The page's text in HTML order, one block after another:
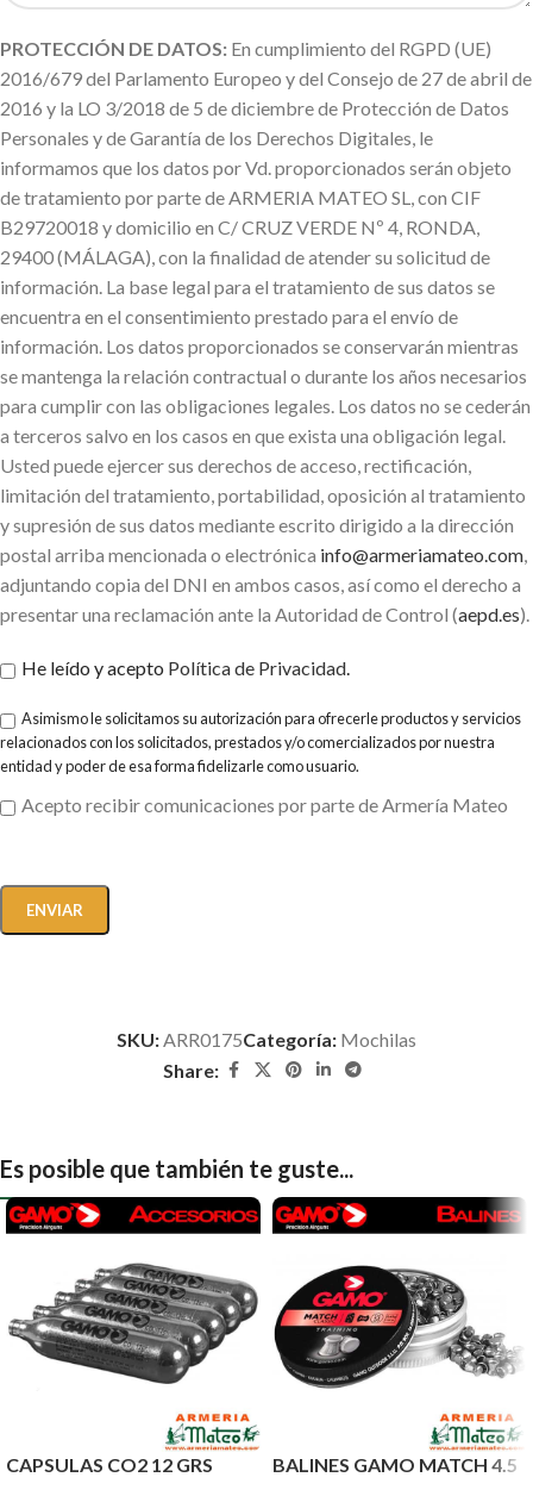
PROTECCIÓN DE DATOS: En cumplimiento del RGPD (UE)
2016/679 del Parlamento Europeo y del Consejo de 27 de abril de
2016 y la LO 3/2018 de 5 de diciembre de Protección de Datos
Personales y de Garantía de los Derechos Digitales, le
informamos que los datos por Vd. proporcionados serán objeto
de tratamiento por parte de ARMERIA MATEO SL, con CIF
B29720018 y domicilio en C/ CRUZ VERDE Nº 4, RONDA,
29400 (MÁLAGA), con la finalidad de atender su solicitud de
información. La base legal para el tratamiento de sus datos se
encuentra en el consentimiento prestado para el envío de
información. Los datos proporcionados se conservarán mientras
se mantenga la relación contractual o durante los años necesarios
para cumplir con las obligaciones legales. Los datos no se cederán
a terceros salvo en los casos en que exista una obligación legal.
Usted puede ejercer sus derechos de acceso, rectificación,
limitación del tratamiento, portabilidad, oposición al tratamiento
y supresión de sus datos mediante escrito dirigido a la dirección
postal arriba mencionada o electrónica info@armeriamateo.com,
adjuntando copia del DNI en ambos casos, así como el derecho a
presentar una reclamación ante la Autoridad de Control (aepd.es).
He leído y acepto Política de Privacidad.
Asimismo le solicitamos su autorización para ofrecerle productos y servicios
relacionados con los solicitados, prestados y/o comercializados por nuestra
entidad y poder de esa forma fidelizarle como usuario.
Acepto recibir comunicaciones por parte de Armería Mateo
SKU:ARR0175Categoría: Mochilas
Share:
Es posible que también te guste...
CAPSULAS CO2 12 GRS BALINES GAMO MATCH 4.5